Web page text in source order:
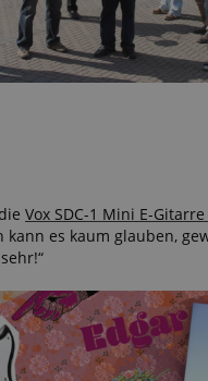
Vox SDC-1 Mini E-
kann es kaum glauben,